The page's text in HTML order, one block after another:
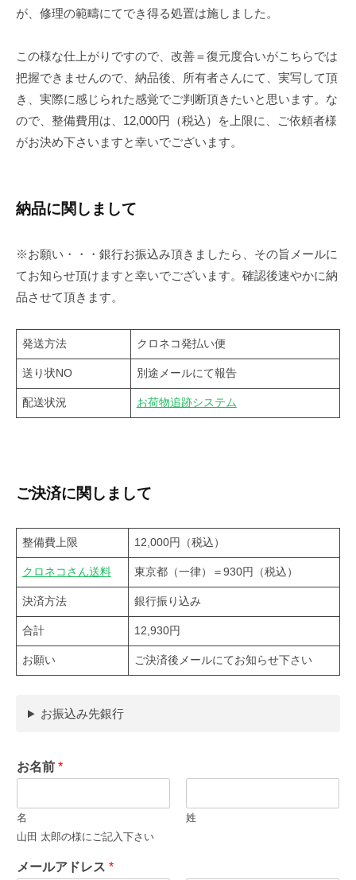
が、修理の範疇にてでき得る処置は施しました。
この様な仕上がりですので、改善＝復元度合いがこちらでは
把握できませんので、納品後、所有者さんにて、実写して頂
き、実際に感じられた感覚でご判断頂きたいと思います。な
ので、整備費用は、12,000円（税込）を上限に、ご依頼者様
がお決め下さいますと幸いでございます。
納品に関しまして
※お願い・・・銀行お振込み頂きましたら、その旨メールに
てお知らせ頂けますと幸いでございます。確認後速やかに納
品させて頂きます。
発送方法 クロネコ発払い便
送り状NO 別途メールにて報告
配送状況 お荷物追跡システム
ご決済に関しまして
整備費上限 12,000円（税込）
クロネコさん送料 東京都（一律）＝930円（税込）
決済方法 銀行振り込み
合計 12,930円
お願い ご決済後メールにてお知らせ下さい
お振込み先銀行
お名前 *
名
姓
山田 太郎の様にご記入下さい
メールアドレス *